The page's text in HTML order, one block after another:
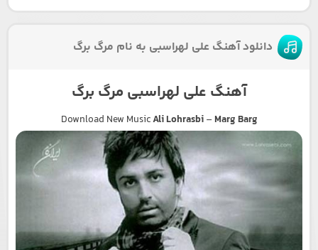
دانلود آهنگ علی لهراسبی به نام مرگ برگ
آهنگ علی لهراسبی مرگ برگ
Download New MusicAli Lohrasbi– Marg Barg